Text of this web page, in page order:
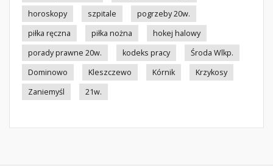
horoskopy
szpitale
pogrzeby 20w.
piłka ręczna
piłka nożna
hokej halowy
porady prawne 20w.
kodeks pracy
Środa Wlkp.
Dominowo
Kleszczewo Kórnik
Krzykosy
Zaniemyśl
21w.